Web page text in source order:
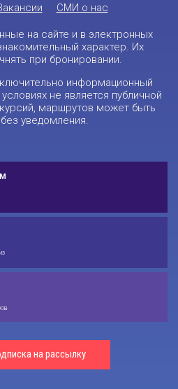
СМИ о нас
на сайте и в электронных
характер. Их
при бронировании.
информационный
не является публичной
маршрутов может быть
уведомления.
на рассылку